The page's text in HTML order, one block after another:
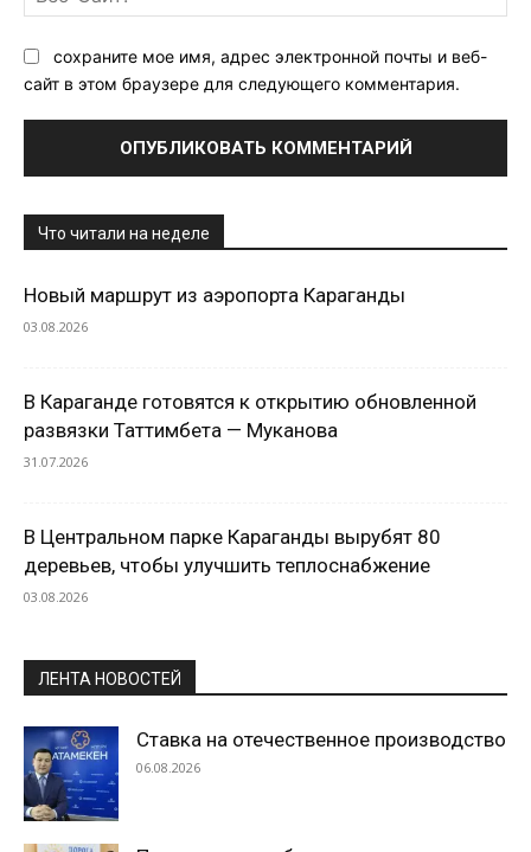
сохраните мое имя, адрес электронной почты и веб-
сайт в этом браузере для следующего комментария.
Что читали на неделе
Новый маршрут из аэропорта Караганды
03.08.2026
В Караганде готовятся к открытию обновленной
развязки Таттимбета — Муканова
31.07.2026
В Центральном парке Караганды вырубят 80
деревьев, чтобы улучшить теплоснабжение
03.08.2026
ЛЕНТА НОВОСТЕЙ
Ставка на отечественное производство
06.08.2026